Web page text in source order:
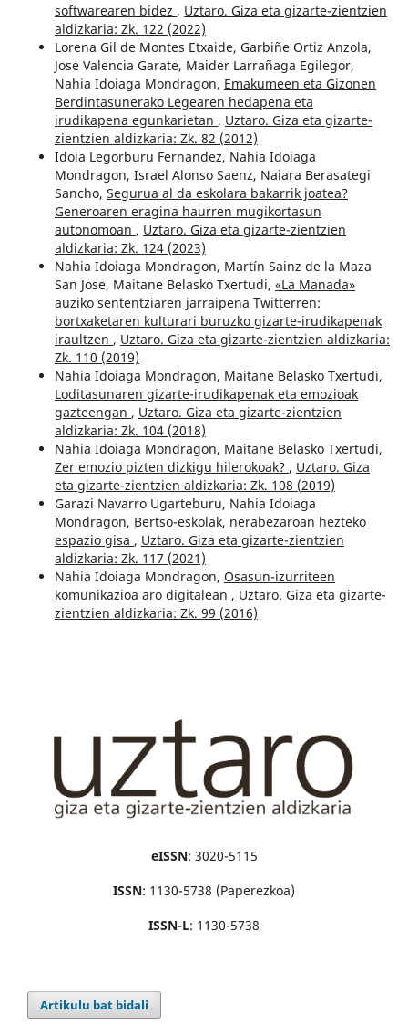
softwarearen bidez , Uztaro. Giza eta gizarte-zientzien
aldizkaria: Zk. 122 (2022)
Lorena Gil de Montes Etxaide, Garbiñe Ortiz Anzola,
Jose Valencia Garate, Maider Larrañaga Egilegor,
Nahia Idoiaga Mondragon, Emakumeen eta Gizonen
Berdintasunerako Legearen hedapena eta
irudikapena egunkarietan , Uztaro. Giza eta gizarte-
zientzien aldizkaria: Zk. 82 (2012)
Idoia Legorburu Fernandez, Nahia Idoiaga
Mondragon, Israel Alonso Saenz, Naiara Berasategi
Sancho, Segurua al da eskolara bakarrik joatea?
Generoaren eragina haurren mugikortasun
autonomoan , Uztaro. Giza eta gizarte-zientzien
aldizkaria: Zk. 124 (2023)
Nahia Idoiaga Mondragon, Martín Sainz de la Maza
San Jose, Maitane Belasko Txertudi, «La Manada»
auziko sententziaren jarraipena Twitterren:
bortxaketaren kulturari buruzko gizarte-irudikapenak
iraultzen , Uztaro. Giza eta gizarte-zientzien aldizkaria:
Zk. 110 (2019)
Nahia Idoiaga Mondragon, Maitane Belasko Txertudi,
Loditasunaren gizarte-irudikapenak eta emozioak
gazteengan , Uztaro. Giza eta gizarte-zientzien
aldizkaria: Zk. 104 (2018)
Nahia Idoiaga Mondragon, Maitane Belasko Txertudi,
Zer emozio pizten dizkigu hilerokoak? , Uztaro. Giza
eta gizarte-zientzien aldizkaria: Zk. 108 (2019)
Garazi Navarro Ugarteburu, Nahia Idoiaga
Mondragon, Bertso-eskolak, nerabezaroan hezteko
espazio gisa , Uztaro. Giza eta gizarte-zientzien
aldizkaria: Zk. 117 (2021)
Nahia Idoiaga Mondragon, Osasun-izurriteen
komunikazioa aro digitalean , Uztaro. Giza eta gizarte-
zientzien aldizkaria: Zk. 99 (2016)
eISSN: 3020-5115
ISSN: 1130-5738 (Paperezkoa)
ISSN-L: 1130-5738
Artikulu bat bidali